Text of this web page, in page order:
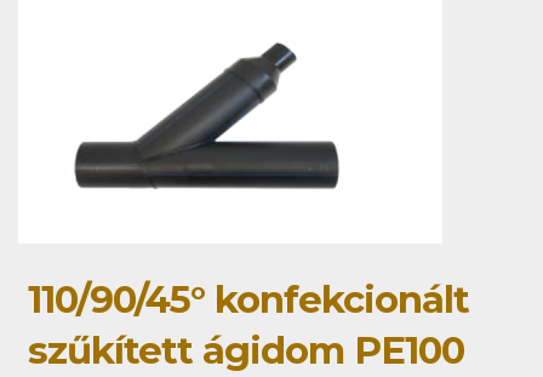
110/90/45° konfekcionált
szűkített ágidom PE100